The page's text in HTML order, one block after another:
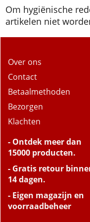
Om hygiënische
artikelen niet
Over ons
Contact
Betaalmethoden
Bezorgen
Klachten
- Ontdek meer dan
15000 producten.
- Gratis retour
14 dagen.
- Eigen magazijn en
voorraadbeheer